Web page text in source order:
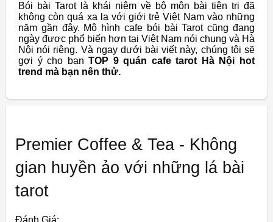
Bói bài Tarot là khái niệm về bộ môn bài tiên tri đã
không còn quá xa lạ với giới trẻ Việt Nam vào những
năm gần đây. Mô hình cafe bói bài Tarot cũng đang
ngày được phổ biến hơn tại Việt Nam nói chung và Hà
Nội nói riêng. Và ngay dưới bài viết này, chúng tôi sẽ
gợi ý cho bạnTOP 9 quán cafe tarot Hà Nội hot
trend mà bạn nên thử.
Premier Coffee & Tea - Không
gian huyền ảo với những lá bài
tarot
Đánh Giá: